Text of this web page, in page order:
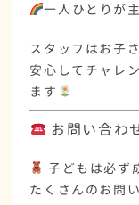
一人ひとりが
スタッフはお子
安心してチャレ
ます
お問い合わ
子どもは必ず
たくさんのお問